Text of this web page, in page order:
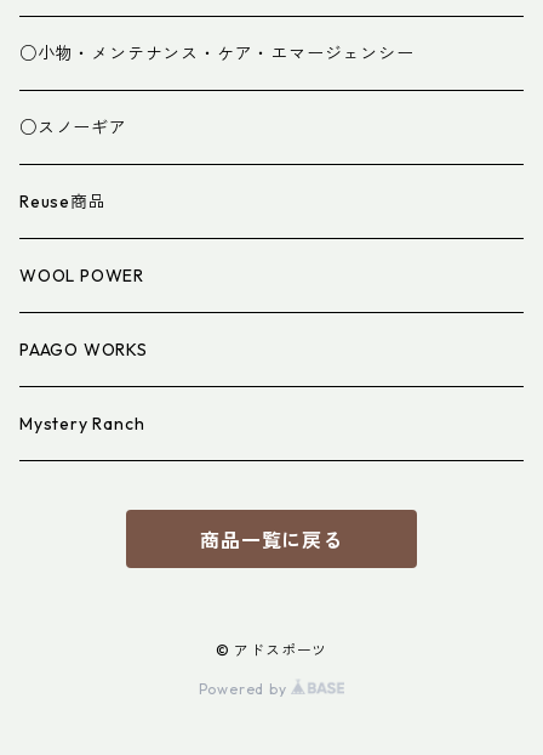
グローブ
スパッツ・ゲイター
衣類小物
アイウェア
寝袋
マット
寝具小物
○小物・メンテナンス・ケア・エマージェンシー
○スノーギア
Reuse商品
WOOL POWER
PAAGO WORKS
Mystery Ranch
商品一覧に戻る
© アドスポーツ
Powered by